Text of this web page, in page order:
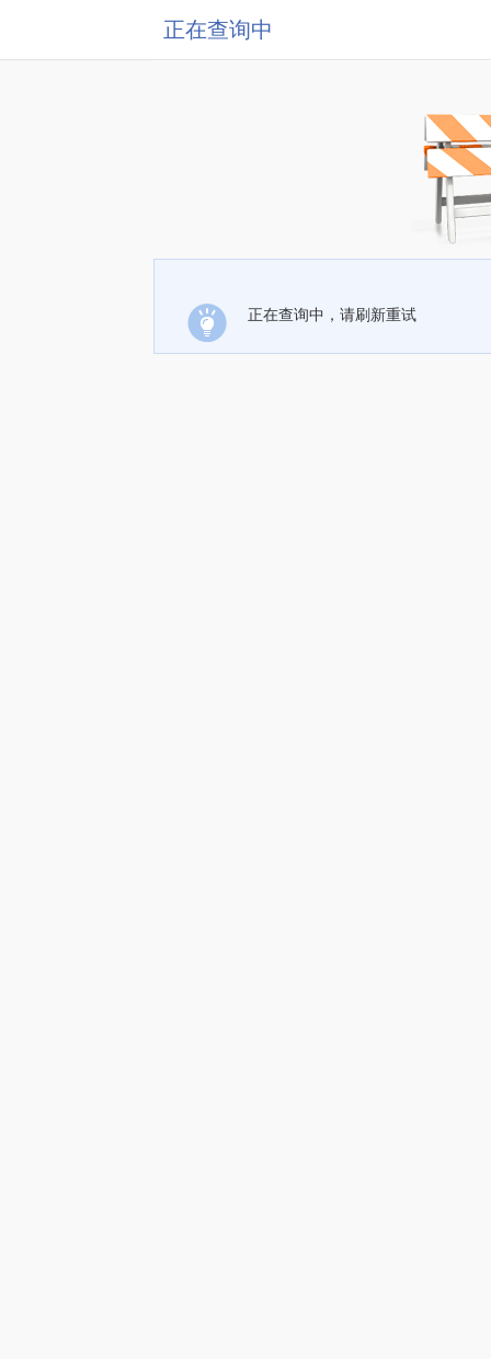
正在查询中
正在查询中，请刷新重试